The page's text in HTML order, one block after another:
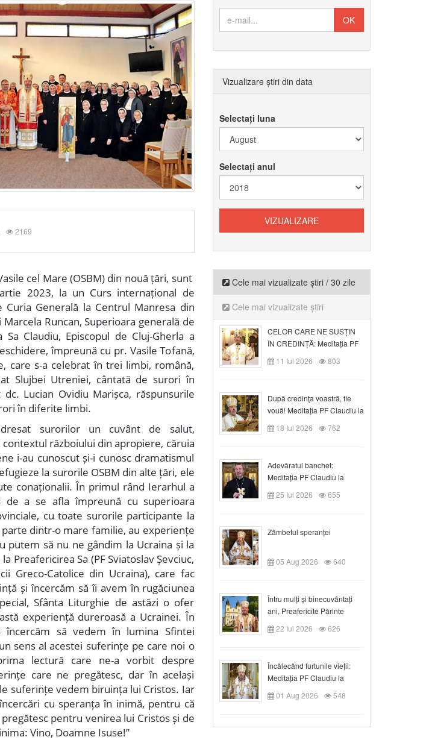
2169
cel Mare (OSBM) din nouă țări, sunt
2023, la un Curs internațional de
Generală la Centrul Manresa din
Runcan, Superioara generală de
Claudiu, Episcopul de Cluj-Gherla a
împreună cu pr. Vasile Tofană,
care s-a celebrat în trei limbi, română,
Slujbei Utreniei, cântată de surori în
Lucian Ovidiu Marișca, răspunsurile
în diferite limbi.
surorilor un cuvânt de salut,
războiului din apropiere, căruia
i-au cunoscut și-i cunosc dramatismul
la surorile OSBM din alte țări, ele
conaționalii. În primul rând Ierarhul a
a se afla împreună cu superioara
cu toate surorile participante la
dintr-o mare familie, au experiențe
putem să nu ne gândim la Ucraina și la
Preafericirea Sa (PF Sviatoslav Șevciuc,
Greco-Catolice din Ucraina), care fac
și încercăm să îi avem în rugăciunea
Sfânta Liturghie de astăzi o ofer
experiență dureroasă a Ucrainei. În
încercăm să vedem în lumina Sfintei
sens al acestei suferințe pe care noi o
lectură care ne-a vorbit despre
care ne pregătesc, dar în același
suferințe vedem biruința lui Cristos. Iar
cu speranța în inimă, pentru că
pentru venirea lui Cristos și de
Vino, Doamne Isuse!”
Vizualizare știri din data
Selectați luna
Selectați anul
Cele mai vizualizate știri / 30 zile
Cele mai vizualizate știri
CELOR CARE NE SUSȚIN
ÎN CREDINȚĂ: Meditația PF
Claudiu la Duminica a VI-a
după Rusalii
11 Iul 2026 803
După credinţa voastră, fie
vouă! Meditația PF Claudiu la
duminica a VII-a după Rusalii
18 Iul 2026 762
Adevăratul banchet:
Meditația PF Claudiu la
Duminica a VIII-a după
Rusalii
25 Iul 2026 655
Zâmbetul speranței
05 Aug 2026 640
Întru mulți și binecuvântați
ani, Preafericite Părinte
Claudiu!
22 Iul 2026 626
Încălecând furtunile vieții:
Meditația PF Claudiu la
Duminica a IX-a după Rusalii
01 Aug 2026 548